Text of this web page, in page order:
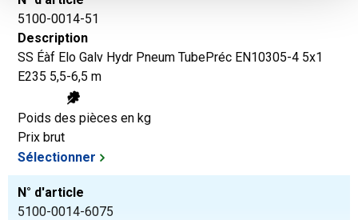
5100-0014-51
Description
SS Éàf Elo Galv Hydr Pneum TubePréc EN10305-4 5x1
E235 5,5-6,5 m
Poids des pièces en kg
Prix brut
Sélectionner
N° d'article
5100-0014-6075